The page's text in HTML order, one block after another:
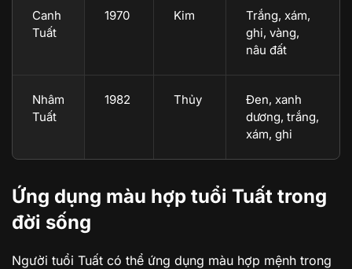
Canh
Tuất
1970 Kim
Trắng, xám,
ghi, vàng,
nâu đất
Nhâm
Tuất
1982 Thủy
Đen, xanh
dương, trắng,
xám, ghi
Ứng dụng màu hợp tuổi Tuất trong
đời sống
Người tuổi Tuất có thể ứng dụng màu hợp mệnh trong